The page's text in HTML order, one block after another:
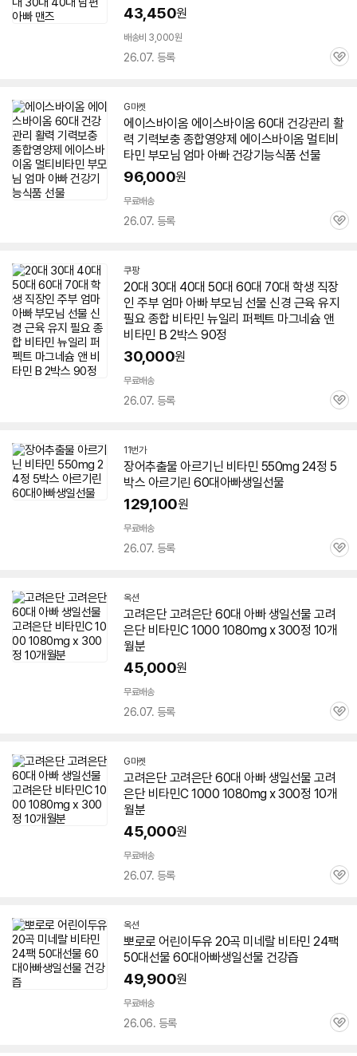
43,450원
배송비 3,000원
26.07. 등록
관
G마켓
에이스바이옴 에이스바이옴 60대 건강관리 활
력 기력보충 종합영양제 에이스바이옴 멀티비
타민 부모님 엄마아빠건강기능식품 선물
96,000원
무료배송
26.07. 등록
관
쿠팡
20대 30대 40대 50대 60대 70대 학생 직장
인 주부 엄마아빠부모님 선물 신경 근육 유지
필요 종합 비타민 뉴일리 퍼펙트 마그네슘 앤
비타민 B 2박스 90정
30,000원
무료배송
26.07. 등록
관
11번가
장어추출물 아르기닌 비타민 550mg 24정 5
박스 아르기린 60대아빠생일선물
129,100원
무료배송
26.07. 등록
관
옥션
고려은단 고려은단60대 아빠생일선물 고려
은단 비타민C 1000 1080mg x 300정 10개
월분
45,000원
무료배송
26.07. 등록
관
G마켓
고려은단 고려은단60대 아빠생일선물 고려
은단 비타민C 1000 1080mg x 300정 10개
월분
45,000원
무료배송
26.07. 등록
관
옥션
뽀로로 어린이두유 20곡 미네랄 비타민 24팩
50대선물 60대아빠생일선물 건강즙
49,900원
무료배송
26.06. 등록
관